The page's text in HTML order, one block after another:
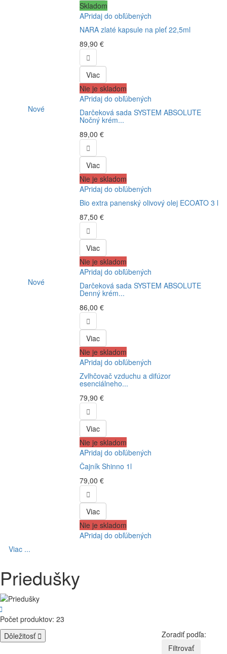
Skladom
APridaj do obľúbených
NARA zlaté kapsule na pleť 22,5ml
89,90 €

Viac
Nie je skladom
APridaj do obľúbených
Nové
Darčeková sada SYSTEM ABSOLUTE
Nočný krém...
89,00 €

Viac
Nie je skladom
APridaj do obľúbených
Bio extra panenský olivový olej ECOATO 3 l
87,50 €

Viac
Nie je skladom
APridaj do obľúbených
Nové
Darčeková sada SYSTEM ABSOLUTE
Denný krém...
86,00 €

Viac
Nie je skladom
APridaj do obľúbených
Zvlhčovač vzduchu a difúzor
esenciálneho...
79,90 €

Viac
Nie je skladom
APridaj do obľúbených
Čajník Shinno 1l
79,00 €

Viac
Nie je skladom
APridaj do obľúbených
Viac ...
Priedušky
Počet produktov: 23
Zoradiť podľa:
Dôležitosť 
Filtrovať